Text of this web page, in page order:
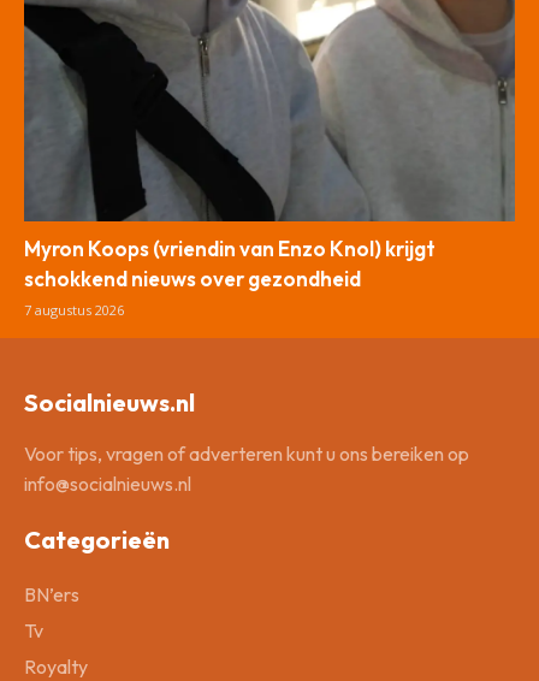
Myron Koops (vriendin van Enzo Knol) krijgt
schokkend nieuws over gezondheid
7 augustus 2026
Socialnieuws.nl
Voor tips, vragen of adverteren kunt u ons bereiken op
info@socialnieuws.nl
Categorieën
BN’ers
Tv
Royalty